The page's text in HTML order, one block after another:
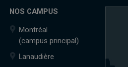
NOS CAMPUS
Montréal
(campus principal)
Lanaudière